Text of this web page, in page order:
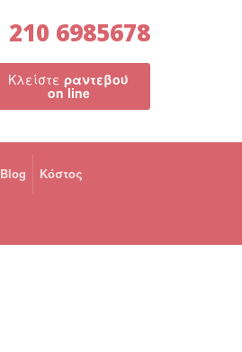
210 6985678
Κλείστε ραντεβού
on line
Blog Κόστος